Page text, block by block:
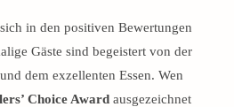
in den positiven Bewertungen
Gäste sind begeistert von der
dem exzellenten Essen. Wen
Choice Award ausgezeichnet